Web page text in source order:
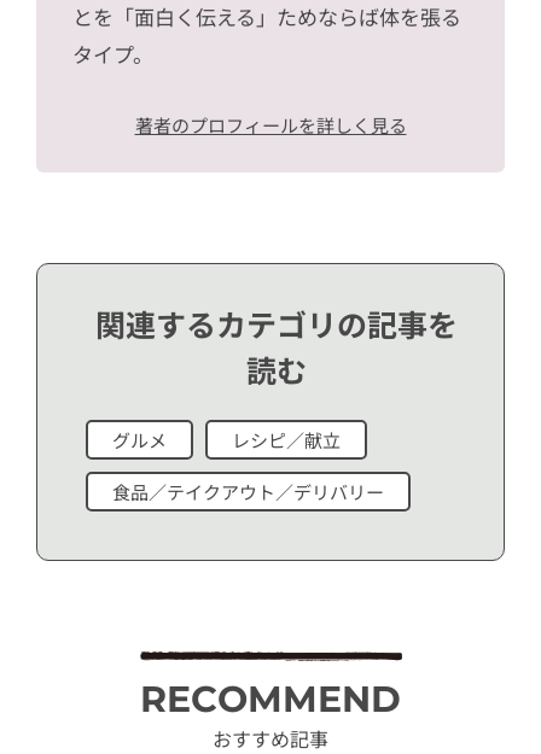
とを「面白く伝える」ためならば体を張る
タイプ。
著者のプロフィールを詳しく見る
関連するカテゴリの記事を
読む
グルメ レシピ／献立
食品／テイクアウト／デリバリー
RECOMMEND
おすすめ記事